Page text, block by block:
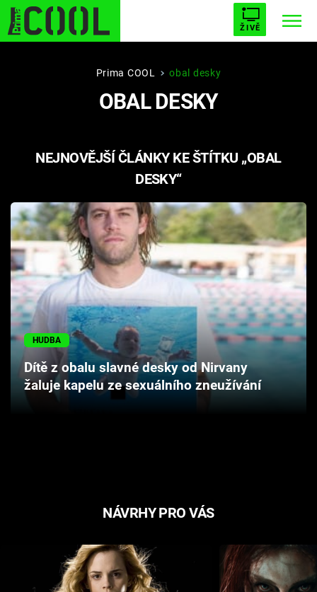
ŽIVĚ
STARHOUSE BUFFY, PŘEMOŽITELKA UPÍRŮ
PLNEJ KOTEL AVENGERS 5
Filmy
Seriály
Hry
Cool Esport
Pořady
TV Program
Prima COOL obal desky
OBAL DESKY
NEJNOVĚJŠÍ ČLÁNKY KE ŠTÍTKU „OBAL
DESKY“
HUDBA
Dítě z obalu slavné desky od Nirvany
žaluje kapelu ze sexuálního zneužívání
NÁVRHY PRO VÁS